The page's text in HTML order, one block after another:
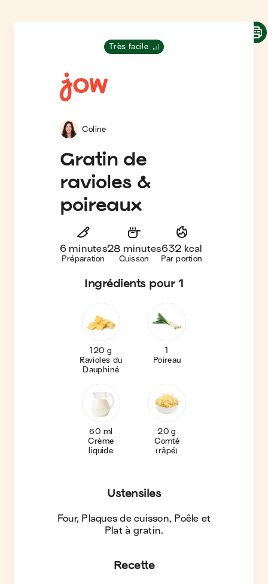
Très facile
Coline
Gratin de
ravioles &
poireaux
6 minutes
Préparation
28 minutes
Cuisson
632 kcal
Par portion
Ingrédients pour 1
120 g
Ravioles du
Dauphiné
1
Poireau
60 ml
Crème
liquide
20 g
Comté
(râpé)
Ustensiles
Four, Plaques de cuisson, Poêle et
Plat à gratin.
Recette